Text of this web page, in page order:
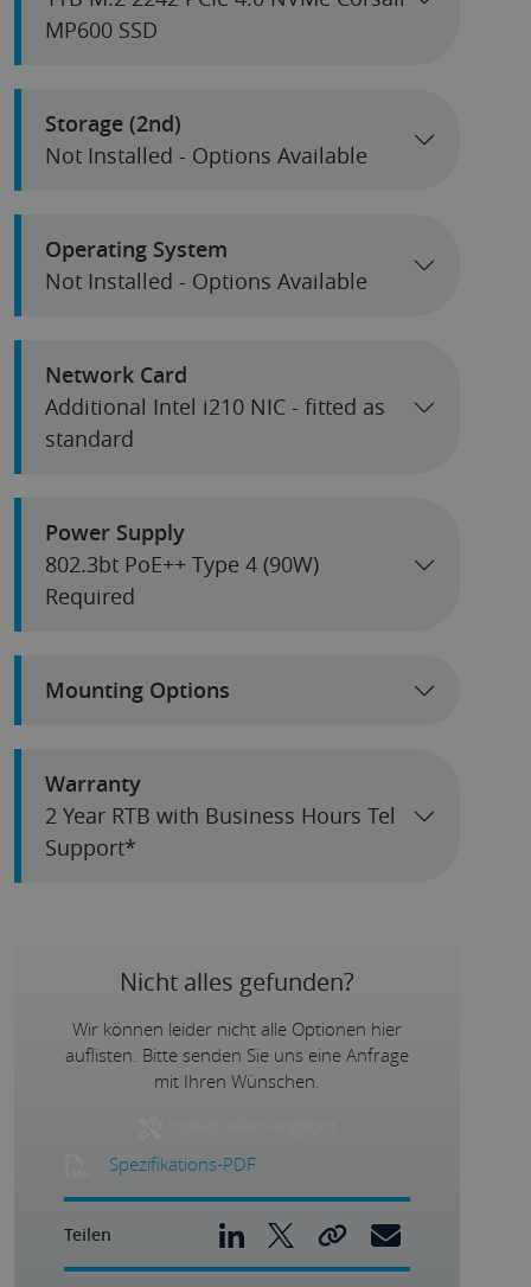
MP600 SSD
Storage (2nd)
Not Installed - Options Available
Operating System
Not Installed - Options Available
Network Card
Additional Intel i210 NIC - fitted as
standard
Power Supply
802.3bt PoE++ Type 4 (90W)
Required
Mounting Options
Warranty
2 Year RTB with Business Hours Tel
Support*
Nicht alles gefunden?
Wir können leider nicht alle Optionen hier
auflisten. Bitte senden Sie uns eine Anfrage
mit Ihren Wünschen.
Spezifikations-PDF
Teilen